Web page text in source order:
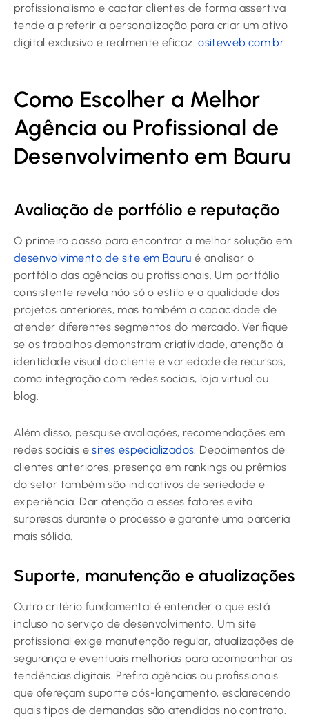
profissionalismo e captar clientes de forma assertiva
tende a preferir a personalização para criar um ativo
digital exclusivo e realmente eficaz.ositeweb.com.br
Como Escolher a Melhor
Agência ou Profissional de
Desenvolvimento em Bauru
Avaliação de portfólio e reputação
O primeiro passo para encontrar a melhor solução em
desenvolvimento de site em Bauru é analisar o
portfólio das agências ou profissionais. Um portfólio
consistente revela não só o estilo e a qualidade dos
projetos anteriores, mas também a capacidade de
atender diferentes segmentos do mercado. Verifique
se os trabalhos demonstram criatividade, atenção à
identidade visual do cliente e variedade de recursos,
como integração com redes sociais, loja virtual ou
blog.
Além disso, pesquise avaliações, recomendações em
redes sociais esites especializados. Depoimentos de
clientes anteriores, presença em rankings ou prêmios
do setor também são indicativos de seriedade e
experiência. Dar atenção a esses fatores evita
surpresas durante o processo e garante uma parceria
mais sólida.
Suporte, manutenção e atualizações
Outro critério fundamental é entender o que está
incluso no serviço de desenvolvimento. Um site
profissional exige manutenção regular, atualizações de
segurança e eventuais melhorias para acompanhar as
tendências digitais. Prefira agências ou profissionais
que ofereçam suporte pós-lançamento, esclarecendo
quais tipos de demandas são atendidas no contrato.